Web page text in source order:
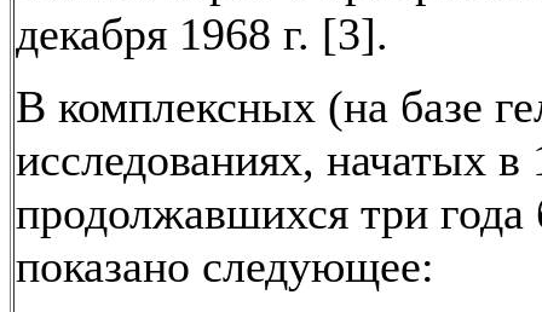
декабря 1968 г. [3].
В комплексных (на базе
исследованиях, начатых в
продолжавшихся три
показано следующее: